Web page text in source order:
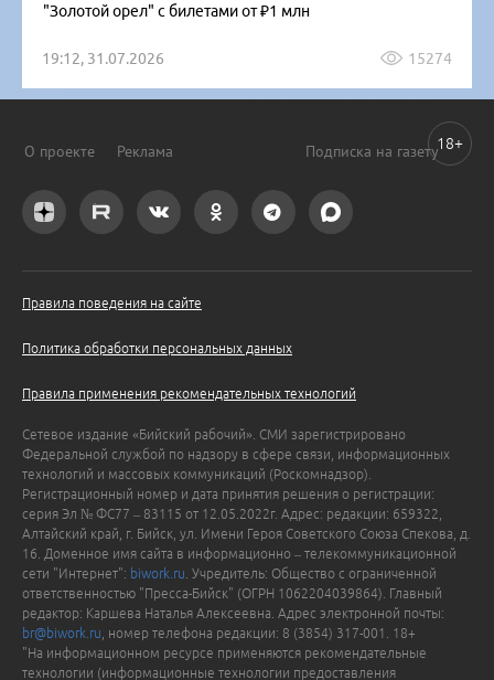
"Золотой орел" с билетами от ₽1 млн
19:12, 31.07.2026 15274
О проекте Реклама Подписка на газету
Правила поведения на сайте
Политика обработки персональных данных
Правила применения рекомендательных технологий
Сетевое издание «Бийский рабочий». СМИ зарегистрировано
Федеральной службой по надзору в сфере связи, информационных
технологий и массовых коммуникаций (Роскомнадзор).
Регистрационный номер и дата принятия решения о регистрации:
серия Эл № ФС77 – 83115 от 12.05.2022г. Адрес: редакции: 659322,
Алтайский край, г. Бийск, ул. Имени Героя Советского Союза Спекова, д.
16. Доменное имя сайта в информационно – телекоммуникационной
сети "Интернет": biwork.ru . Учредитель: Общество с ограниченной
ответственностью "Пресса-Бийск" (ОГРН 1062204039864). Главный
редактор: Каршева Наталья Алексеевна. Адрес электронной почты:
br@biwork.ru , номер телефона редакции: 8 (3854) 317-001. 18+
"На информационном ресурсе применяются рекомендательные
технологии (информационные технологии предоставления
18+